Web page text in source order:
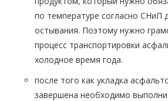
по температуре согласно СНиП
остывания. Поэтому нужно
процесс транспортировки
холодное время года.
после того как укладка
завершена необходимо